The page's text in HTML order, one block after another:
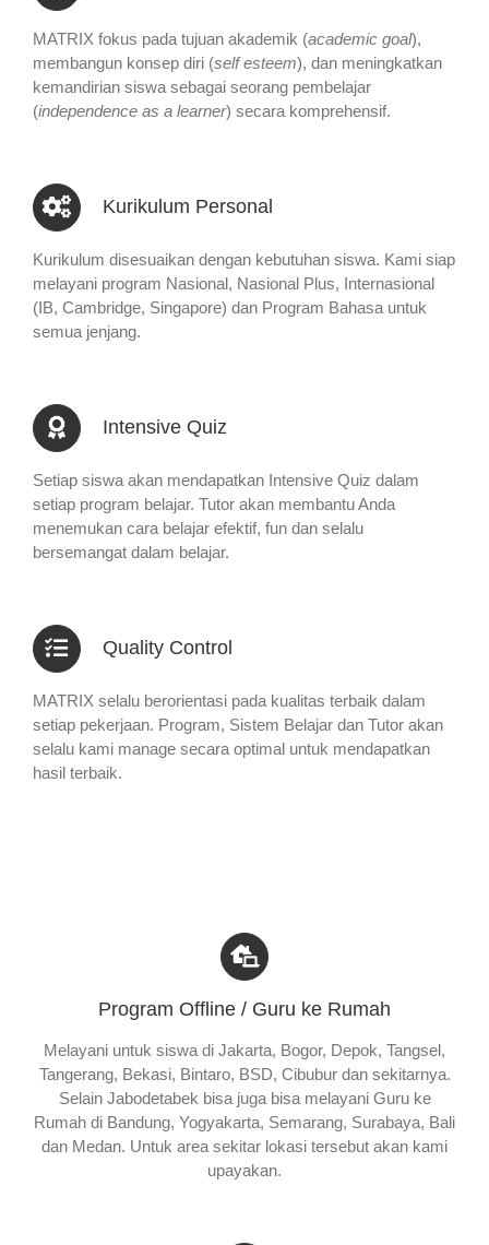
MATRIX fokus pada tujuan akademik (academic goal),
membangun konsep diri (self esteem), dan meningkatkan
kemandirian siswa sebagai seorang pembelajar
(independence as a learner) secara komprehensif.
Kurikulum Personal
Kurikulum disesuaikan dengan kebutuhan siswa. Kami siap
melayani program Nasional, Nasional Plus, Internasional
(IB, Cambridge, Singapore) dan Program Bahasa untuk
semua jenjang.
Intensive Quiz
Setiap siswa akan mendapatkan Intensive Quiz dalam
setiap program belajar. Tutor akan membantu Anda
menemukan cara belajar efektif, fun dan selalu
bersemangat dalam belajar.
Quality Control
MATRIX selalu berorientasi pada kualitas terbaik dalam
setiap pekerjaan. Program, Sistem Belajar dan Tutor akan
selalu kami manage secara optimal untuk mendapatkan
hasil terbaik.
Program Offline / Guru ke Rumah
Melayani untuk siswa di Jakarta, Bogor, Depok, Tangsel,
Tangerang, Bekasi, Bintaro, BSD, Cibubur dan sekitarnya.
Selain Jabodetabek bisa juga bisa melayani Guru ke
Rumah di Bandung, Yogyakarta, Semarang, Surabaya, Bali
dan Medan. Untuk area sekitar lokasi tersebut akan kami
upayakan.